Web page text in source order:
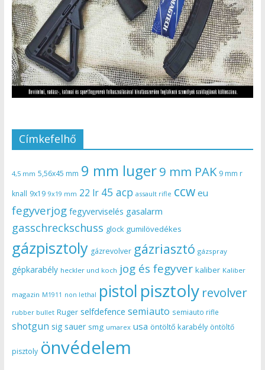
Címkefelhő
4,5 mm 5,56x45 mm 9 mm luger9 mm PAK 9 mm r
knall 9x19 9x19 mm 22 lr 45 acp assault rifle ccw eu
fegyverjog fegyverviselés gasalarm
gasschreckschuss glock gumilövedékes
gázpisztoly gázrevolver gázriasztó gázspray
gépkarabély heckler und koch jog és fegyver kaliber Kaliber
magazin M1911 non lethal pistol pisztoly revolver
rubber bullet Ruger selfdefence semiauto semiauto rifle
shotgun sig sauer smg umarex usa öntöltő karabély öntöltő
pisztoly önvédelem